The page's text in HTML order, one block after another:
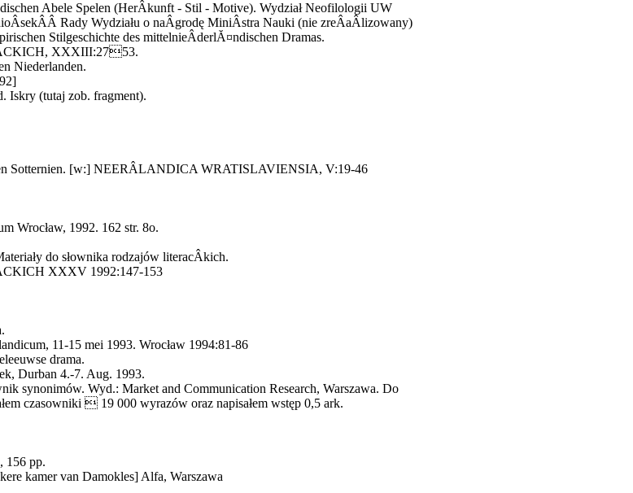
Abele Spelen (HerÂ­kunft - Stil - Motive). Wydział Neofilologii UW
Rady Wydziału o naÂ­grodę MiniÂ­stra Nauki (nie zreÂ­aÂ­lizowany)
Stilgeschichte des mittelnieÂ­derlĂ¤ndischen Dramas.
XXXIII:2753.
Niederlanden.
Iskry (tutaj zob. fragment).
Sotternien. [w:] NEERÂ­LANDICA WRATISLAVIENSIA, V:19-46
Wrocław, 1992. 162 str. 8o.
do słownika rodzajów literacÂ­kich.
XXXV 1992:147-153
11-15 mei 1993. Wrocław 1994:81-86
drama.
Durban 4.-7. Aug. 1993.
synonimów. Wyd.: Market and Communication Research, Warszawa. Do
czasowniki  19 000 wyrazów oraz napisałem wstęp 0,5 ark.
156 pp.
kamer van Damokles] Alfa, Warszawa